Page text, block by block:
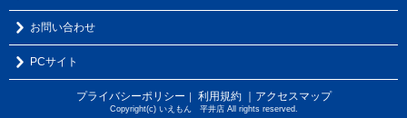
お問い合わせ
PCサイト
プライバシーポリシー ｜ 利用規約 ｜アクセスマップ
Copyright(c) いえもん 平井店 All rights reserved.